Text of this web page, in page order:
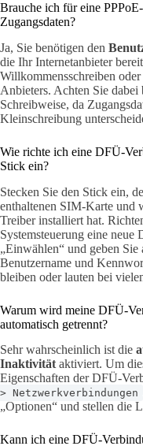
Brauche ich für eine
Zugangsdaten?
Ja, Sie benötigen den
die Ihr Internetanbieter
Willkommensschreiben
Anbieters. Achten Sie dabei
Schreibweise, da
Kleinschreibung
Wie richte ich eine DFÜ-
Stick ein?
Stecken Sie den Stick ein,
enthaltenen SIM-Karte und
Treiber installiert hat.
Systemsteuerung eine
„Einwählen“ und geben
Benutzername und
bleiben oder lauten bei
Warum wird meine DFÜ-
automatisch getrennt?
Sehr wahrscheinlich ist die
Inaktivitätaktiviert. Um
Eigenschaften der DFÜ-
> Netzwerkverbindungen
„Optionen“ und stellen die
Kann ich eine DFÜ-